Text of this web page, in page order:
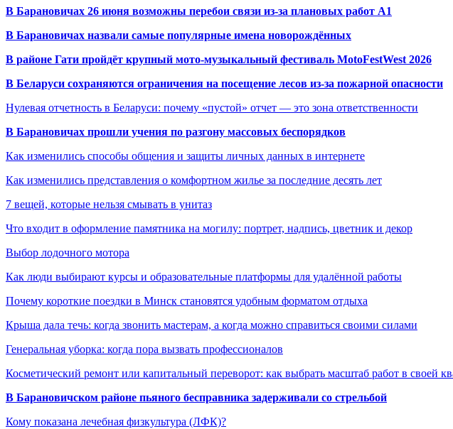
В Барановичах 26 июня возможны перебои связи из-за плановых работ A1
В Барановичах назвали самые популярные имена новорождённых
В районе Гати пройдёт крупный мото-музыкальный фестиваль MotoFestWest 2026
В Беларуси сохраняются ограничения на посещение лесов из-за пожарной опасности
Нулевая отчетность в Беларуси: почему «пустой» отчет — это зона ответственности
В Барановичах прошли учения по разгону массовых беспорядков
Как изменились способы общения и защиты личных данных в интернете
Как изменились представления о комфортном жилье за последние десять лет
7 вещей, которые нельзя смывать в унитаз
Что входит в оформление памятника на могилу: портрет, надпись, цветник и декор
Выбор лодочного мотора
Как люди выбирают курсы и образовательные платформы для удалённой работы
Почему короткие поездки в Минск становятся удобным форматом отдыха
Крыша дала течь: когда звонить мастерам, а когда можно справиться своими силами
Генеральная уборка: когда пора вызвать профессионалов
Косметический ремонт или капитальный переворот: как выбрать масштаб работ в своей
В Барановичском районе пьяного бесправника задерживали со стрельбой
Кому показана лечебная физкультура (ЛФК)?